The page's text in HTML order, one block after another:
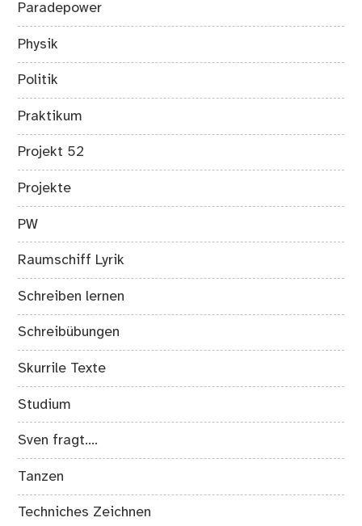
Paradepower
Physik
Politik
Praktikum
Projekt 52
Projekte
PW
Raumschiff Lyrik
Schreiben lernen
Schreibübungen
Skurrile Texte
Studium
Sven fragt….
Tanzen
Techniches Zeichnen